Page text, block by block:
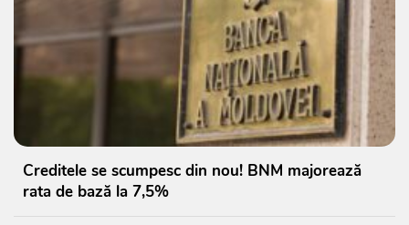
Creditele se scumpesc din nou! BNM majorează
rata de bază la 7,5%